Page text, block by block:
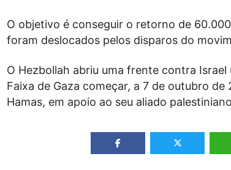
O objetivo é conseguir o retorno de
foram deslocados pelos disparos do
O Hezbollah abriu uma frente contra Israel
Faixa de Gaza começar, a 7 de outubro
Hamas, em apoio ao seu aliado